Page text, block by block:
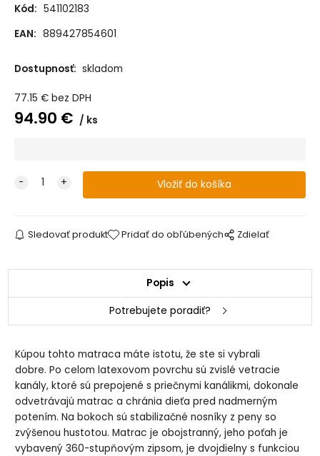
Kód: 541102183
EAN: 889427854601
Dostupnosť: skladom
77.15 € bez DPH
94.90 € ks
Sledovať produkt Pridať do obľúbených Zdielať
Popis
Potrebujete poradiť?
Kúpou tohto matraca máte istotu, že ste si vybrali
dobre. Po celom latexovom povrchu sú zvislé vetracie
kanály, ktoré sú prepojené s priečnymi kanálikmi, dokonale
odvetrávajú matrac a chránia dieťa pred nadmerným
potením. Na bokoch sú stabilizačné nosníky z peny so
zvýšenou hustotou. Matrac je obojstranný, jeho poťah je
vybavený 360-stupňovým zipsom, je dvojdielny s funkciou